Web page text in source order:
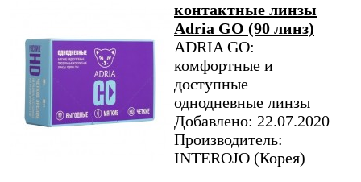
контактные линзы
Adria GO (90 линз)
ADRIA GO:
комфортные и
доступные
однодневные линзы
Добавлено: 22.07.2020
Производитель:
INTEROJO (Корея)